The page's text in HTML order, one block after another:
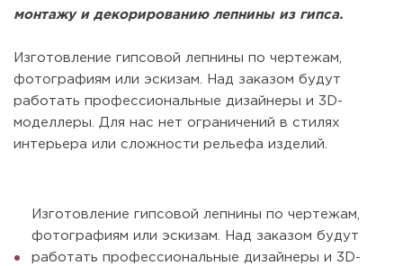
монтажу и декорированию лепнины из гипса.
Изготовление гипсовой лепнины по чертежам,
фотографиям или эскизам. Над заказом будут
работать профессиональные дизайнеры и 3D-
моделлеры. Для нас нет ограничений в стилях
интерьера или сложности рельефа изделий.
Изготовление гипсовой лепнины по чертежам,
фотографиям или эскизам. Над заказом будут
работать профессиональные дизайнеры и 3D-